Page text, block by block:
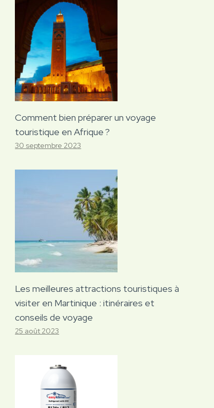
Comment bien préparer un voyage
touristique en Afrique ?
30 septembre 2023
Les meilleures attractions touristiques à
visiter en Martinique : itinéraires et
conseils de voyage
25 août 2023